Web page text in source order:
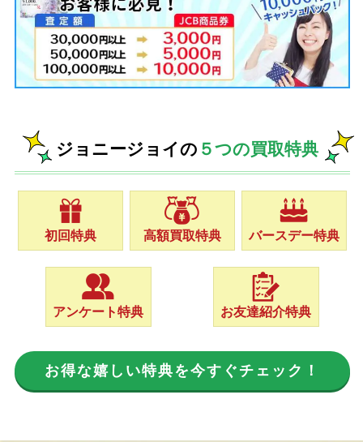
ジョニージョイの ５つの買取特典
初回特典 高額買取特典 バースデー特典
アンケート特典 お友達紹介特典
お得な嬉しい特典を今すぐチェック！